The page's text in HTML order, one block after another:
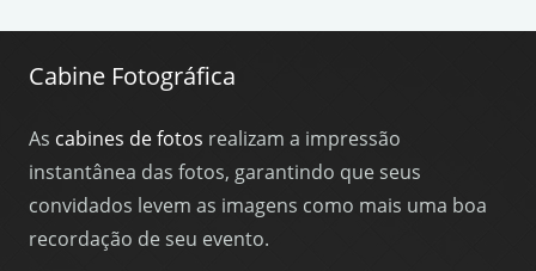
Cabine Fotográfica
As cabines de fotos realizam a impressão
instantânea das fotos, garantindo que seus
convidados levem as imagens como mais uma boa
recordação de seu evento.